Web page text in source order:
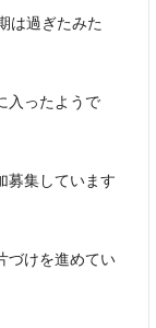
は過ぎたみた
入ったようで
募集しています
づけを進めてい